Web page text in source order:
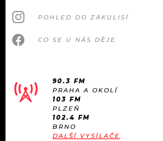
POHLED DO ZÁKULISÍ
CO SE U NÁS DĚJE
90.3 FM
PRAHA A OKOLÍ
103 FM
PLZEŇ
102.4 FM
BRNO
DALŠÍ VYSÍLAČE